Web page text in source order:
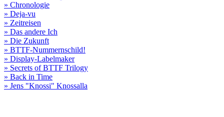
» Chronologie
» Deja-vu
» Zeitreisen
» Das andere Ich
» Die Zukunft
» BTTF-Nummernschild!
» Display-Labelmaker
» Secrets of BTTF Trilogy
» Back in Time
» Jens "Knossi" Knossalla